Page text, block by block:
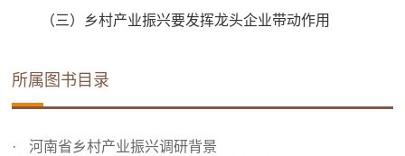
（三）乡村产业振兴要发挥龙头企业带动作用
所属图书目录
河南省乡村产业振兴调研背景